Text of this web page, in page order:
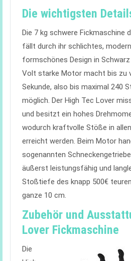
Die wichtigsten
Die 7 kg schwere Fickmaschine
fällt durch ihr schlichtes,
formschönes Design in
Volt starke Motor macht bis zu
Sekunde, also bis maximal 240
möglich. Der High Tec Lover
und besitzt ein hohes
wodurch kraftvolle Stöße in
erreicht werden. Beim Motor
sogenannten
äußerst leistungsfähig und
Stoßtiefe des knapp 500€
ganze 10 cm.
Zubehör und
Lover Fickmaschine
Die